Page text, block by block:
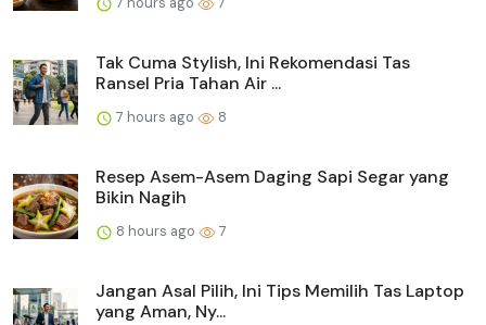
Tak Cuma Stylish, Ini Rekomendasi Tas
Ransel Pria Tahan Air ...
7 hours ago 8
Resep Asem-Asem Daging Sapi Segar yang
Bikin Nagih
8 hours ago 7
Jangan Asal Pilih, Ini Tips Memilih Tas Laptop
yang Aman, Ny...